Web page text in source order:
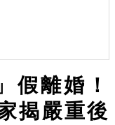
假離婚！
揭嚴重後